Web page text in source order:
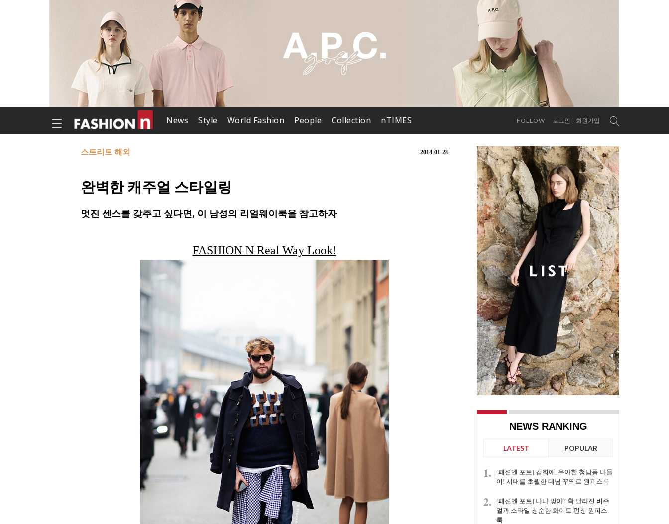
News Style World Fashion People Collection nTIMES FOLLOW 로그인 회원가입
스트리트 해외 2014-01-28
완벽한 캐주얼 스타일링
멋진 센스를 갖추고 싶다면, 이 남성의 리얼웨이룩을 참고하자
FASHION N Real Way Look!
NEWS RANKING
LATEST POPULAR
1.
[패션엔 포토] 김희애, 우아한 청담동 나들
이! 시대를 초월한 데님 꾸띄르 원피스룩
2.
[패션엔 포토] 나나 맞아? 확 달라진 비주
얼과 스타일 청순한 화이트 펀칭 원피스
룩